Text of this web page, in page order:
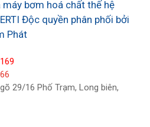
khí trong hồ bơi và spa
máy bơm hoá chất thế hệ
Độc quyền phân phối bởi
Phát
29/16 Phố Trạm, Long biên,